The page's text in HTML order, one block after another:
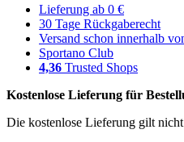
Lieferung ab 0 €
30 Tage Rückgaberecht
Versand schon innerhalb
Sportano Club
4,36 Trusted Shops
Kostenlose Lieferung für
Die kostenlose Lieferung gilt